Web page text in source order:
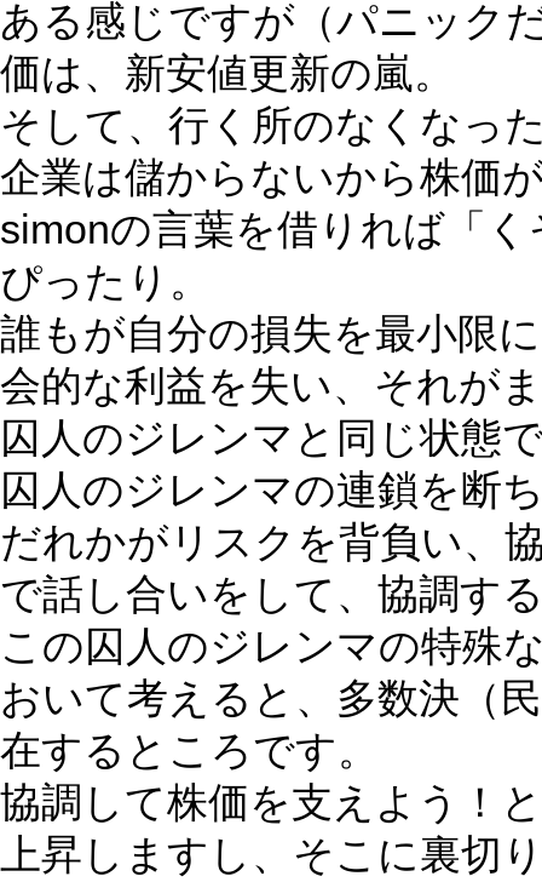
ある感じですが（パニック
価は、新安値更新の嵐。
そして、行く所のなくなっ
企業は儲からないから株価
simonの言葉を借りれば「
ぴったり。
誰もが自分の損失を最小限
会的な利益を失い、それが
囚人のジレンマと同じ状態
囚人のジレンマの連鎖を断
だれかがリスクを背負い、
で話し合いをして、協調す
この囚人のジレンマの特殊
おいて考えると、多数決（
在するところです。
協調して株価を支えよう！
上昇しますし、そこに裏切